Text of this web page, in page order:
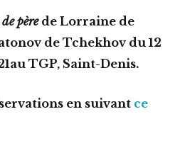
de pèrede Lorraine de
de Tchekhov du 12
TGP, Saint-Denis.
en suivant ce